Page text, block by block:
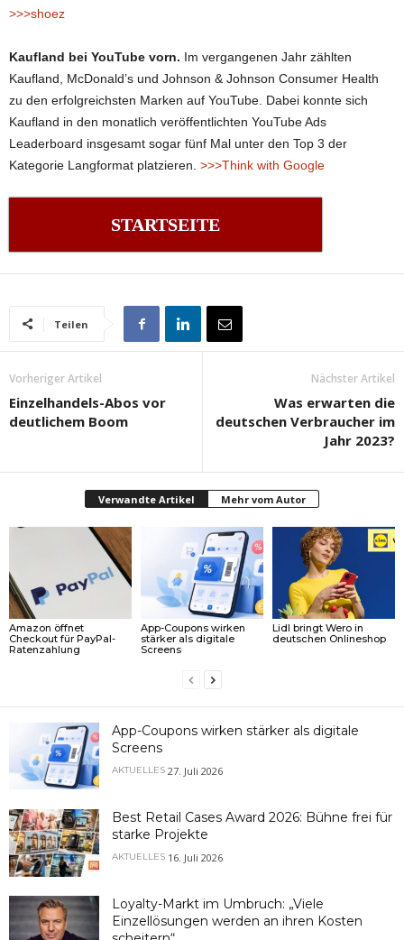
>>>shoez
Kaufland bei YouTube vorn. Im vergangenen Jahr zählten
Kaufland, McDonald’s und Johnson & Johnson Consumer Health
zu den erfolgreichsten Marken auf YouTube. Dabei konnte sich
Kaufland in den monatlich veröffentlichten YouTube Ads
Leaderboard insgesamt sogar fünf Mal unter den Top 3 der
Kategorie Langformat platzieren. >>>Think with Google
STARTSEITE
Teilen
Vorheriger Artikel
Einzelhandels-Abos vor
deutlichem Boom
Nächster Artikel
Was erwarten die
deutschen Verbraucher im
Jahr 2023?
Verwandte Artikel Mehr vom Autor
Amazon öffnet
Checkout für PayPal-
Ratenzahlung
App-Coupons wirken
stärker als digitale
Screens
Lidl bringt Wero in
deutschen Onlineshop
App-Coupons wirken stärker als digitale
Screens
AKTUELLES 27. Juli 2026
Best Retail Cases Award 2026: Bühne frei für
starke Projekte
AKTUELLES 16. Juli 2026
Loyalty-Markt im Umbruch: „Viele
Einzellösungen werden an ihren Kosten